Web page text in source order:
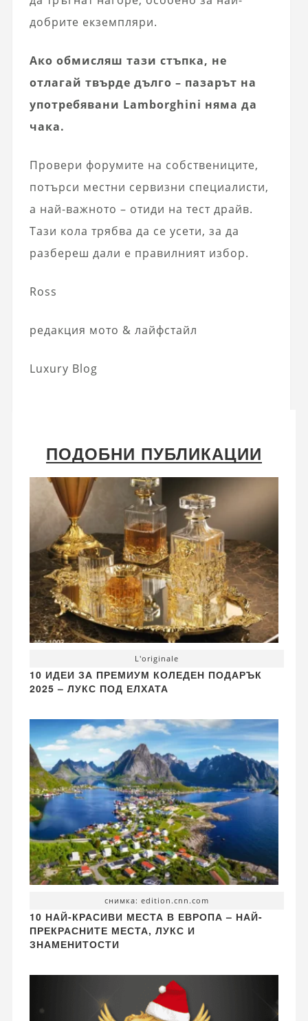
добрите екземпляри.
Ако обмисляш тази стъпка, не
отлагай твърде дълго – пазарът на
употребявани Lamborghini няма да
чака.
Провери форумите на собствениците,
потърси местни сервизни специалисти,
а най-важното – отиди на тест драйв.
Тази кола трябва да се усети, за да
разбереш дали е правилният избор.
Ross
редакция мото & лайфстайл
Luxury Blog
ПОДОБНИ ПУБЛИКАЦИИ
L'originale
10 ИДЕИ ЗА ПРЕМИУМ КОЛЕДЕН ПОДАРЪК
2025 – ЛУКС ПОД ЕЛХАТА
снимка: edition.cnn.com
10 НАЙ-КРАСИВИ МЕСТА В ЕВРОПА – НАЙ-
ПРЕКРАСНИТЕ МЕСТА, ЛУКС И
ЗНАМЕНИТОСТИ